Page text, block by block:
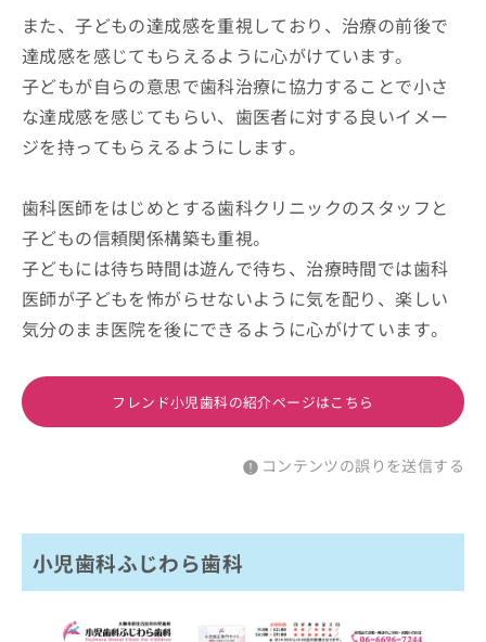
また、子どもの達成感を重視しており、治療の前後で
達成感を感じてもらえるように心がけています。
子どもが自らの意思で歯科治療に協力することで小さ
な達成感を感じてもらい、歯医者に対する良いイメー
ジを持ってもらえるようにします。
歯科医師をはじめとする歯科クリニックのスタッフと
子どもの信頼関係構築も重視。
子どもには待ち時間は遊んで待ち、治療時間では歯科
医師が子どもを怖がらせないように気を配り、楽しい
気分のまま医院を後にできるように心がけています。
フレンド小児歯科の紹介ページはこちら
コンテンツの誤りを送信する
小児歯科ふじわら歯科